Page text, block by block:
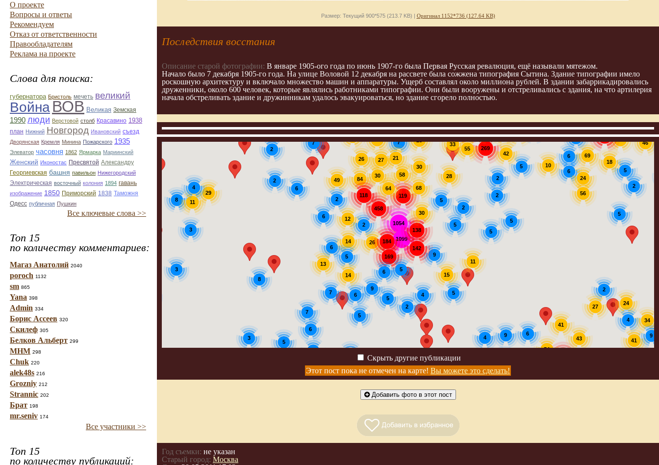
О проекте
Вопросы и ответы
Рекомендуем
Отказ от ответственности
Правообладателям
Реклама на проекте
Слова для поиска:
губернатора Бристоль мечеть великий
ВойнаВОВ Великая Земская
1990 люди Верстовой столб Красавино 1938
план Нижний Новгород Ивановский съезд
Дворянская Кремля Минина Пожарского 1935
Элеватор часовня 1862 Ярмарка Мариинский
Женский Иконостас Пресвятой Александру
Георгиевская башня павильон Нижегородский
Электрическая восточный колония 1894 гавань
изображение 1850 Приморский 1838 Таможня
Одесс публичная Пушкин
Все ключевые слова >>
Топ 15
по количеству комментариев:
Магаз Анатолий 2040
poroch 1132
sm 865
Yana 398
Admin 334
Борис Ассеев 320
Скилеф 305
Белков Альберт 299
МНМ 298
Chuk 220
alek48s 216
Grozniy 212
Strannic 202
Брат 198
mr.seniv 174
Все участники >>
Топ 15
по количеству публикаций:
Размер: Текущий 900*575 (213.7 KB) | Оригинал 1152*736 (127.64 KB)
Последствия восстания
Описание старой фотографии: В январе 1905-ого года по июнь 1907-го была Первая Русская ревалюция, ещё называли мятежом.
Начало было 7 декабря 1905-го года. На улице Воловой 12 декабря на рассвете была сожжена типография Сытина. Здание типографии имело
роскошную архитектуру и включало множество машин и аппаратуры. Ущерб составлял около миллиона рублей. В здании забаррикадировались
друженники, около 600 человек, которые являлись работниками типографии. Они были вооружены и отстреливались с здания, на что артилерия
начала обстреливать здание и дружинникам удалось эвакуироваться, но здание сгорело полностью.
1099
7
58
119
169
6
14
6
9
458
6
1054
15
5
26
142
28
8
138
30
9
10
5
7
5
5
8
3
11
7
6 5
4
6
2
2
5
41
6
84
269
3
56
5
13
5
2
5
6
29
3
5
68
2
49
42
7
5
18
4
27
12
2
115
21
6
2
118
184
64
26
30
30
69
2
6
11
14
55
2
5
46
2
8
18
24
10
5
5
3
122
33
43 10
4
54
9
6
43
2
41
34
24
27
4
9
Скрыть другие публикации
Этот пост пока не отмечен на карте! Вы можете это сделать!
Добавить фото в этот пост
Год съемки: не указан
Старый город: Москва